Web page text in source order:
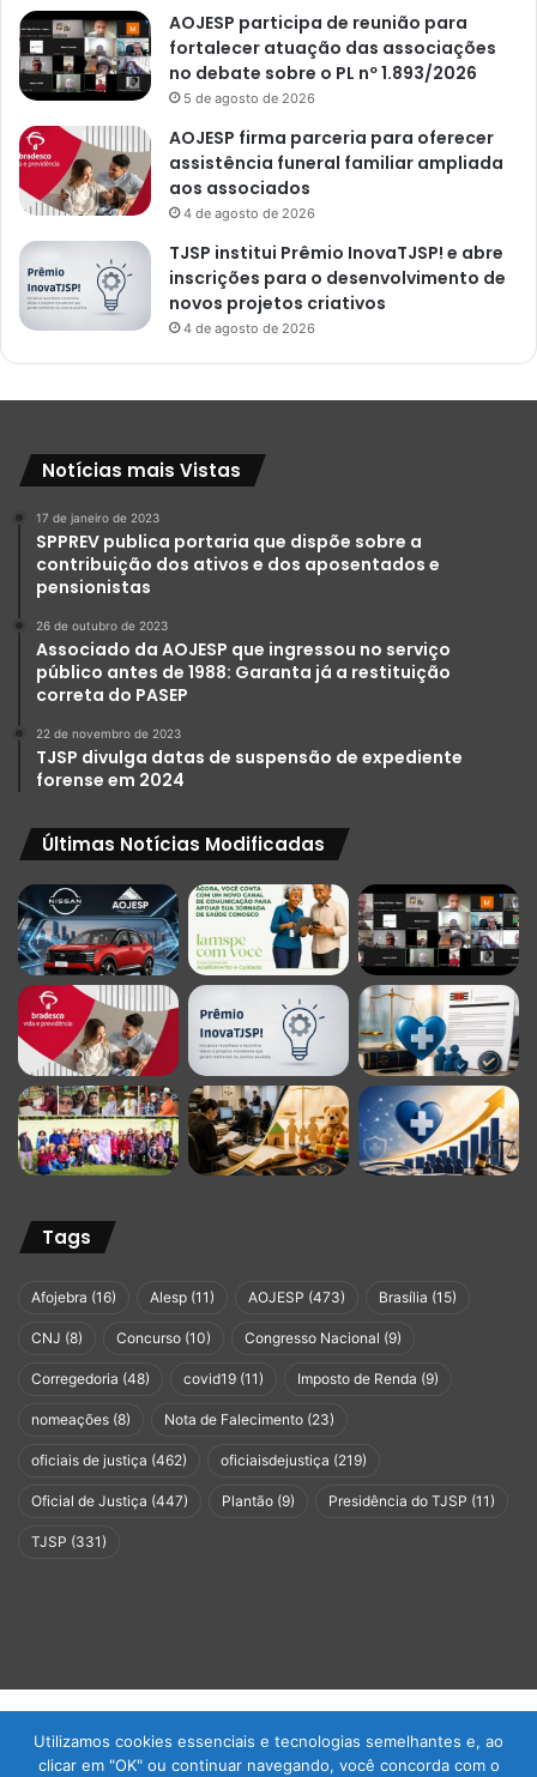
AOJESP participa de reunião para
fortalecer atuação das associações
no debate sobre o PL nº 1.893/2026
5 de agosto de 2026
AOJESP firma parceria para oferecer
assistência funeral familiar ampliada
aos associados
4 de agosto de 2026
TJSP institui Prêmio InovaTJSP! e abre
inscrições para o desenvolvimento de
novos projetos criativos
4 de agosto de 2026
Notícias mais Vistas
17 de janeiro de 2023
SPPREV publica portaria que dispõe sobre a
contribuição dos ativos e dos aposentados e
pensionistas
26 de outubro de 2023
Associado da AOJESP que ingressou no serviço
público antes de 1988: Garanta já a restituição
correta do PASEP
22 de novembro de 2023
TJSP divulga datas de suspensão de expediente
forense em 2024
Últimas Notícias Modificadas
Tags
Afojebra (16) Alesp (11) AOJESP (473) Brasília (15)
CNJ (8) Concurso (10) Congresso Nacional (9)
Corregedoria (48) covid19 (11) Imposto de Renda (9)
nomeações (8) Nota de Falecimento (23)
oficiais de justiça (462) oficiaisdejustiça (219)
Oficial de Justiça (447) Plantão (9) Presidência do TJSP (11)
TJSP (331)
© Copyright 2026, Todos os direitos reservados |
AOJESP -
Associação dos Oficiais de Justiça do Estado de São Paulo
Utilizamos cookies essenciais e tecnologias semelhantes e, ao
clicar em "OK" ou continuar navegando, você concorda com o